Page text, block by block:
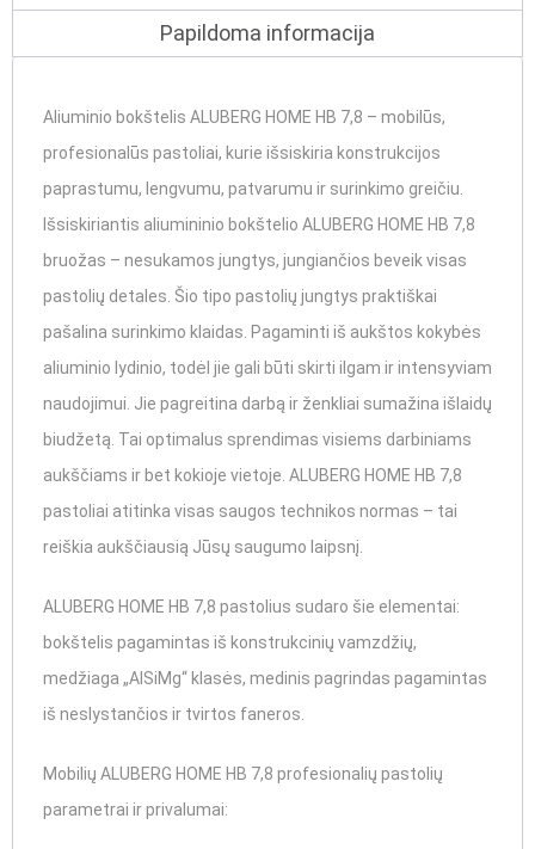
Papildoma informacija
Aliuminio bokštelis ALUBERG HOME HB 7,8 – mobilūs,
profesionalūs pastoliai, kurie išsiskiria konstrukcijos
paprastumu, lengvumu, patvarumu ir surinkimo greičiu.
Išsiskiriantis aliumininio bokštelio ALUBERG HOME HB 7,8
bruožas – nesukamos jungtys, jungiančios beveik visas
pastolių detales. Šio tipo pastolių jungtys praktiškai
pašalina surinkimo klaidas. Pagaminti iš aukštos kokybės
aliuminio lydinio, todėl jie gali būti skirti ilgam ir intensyviam
naudojimui. Jie pagreitina darbą ir ženkliai sumažina išlaidų
biudžetą. Tai optimalus sprendimas visiems darbiniams
aukščiams ir bet kokioje vietoje. ALUBERG HOME HB 7,8
pastoliai atitinka visas saugos technikos normas – tai
reiškia aukščiausią Jūsų saugumo laipsnį.
ALUBERG HOME HB 7,8 pastolius sudaro šie elementai:
bokštelis pagamintas iš konstrukcinių vamzdžių,
medžiaga „AlSiMg“ klasės, medinis pagrindas pagamintas
iš neslystančios ir tvirtos faneros.
Mobilių ALUBERG HOME HB 7,8 profesionalių pastolių
parametrai ir privalumai: